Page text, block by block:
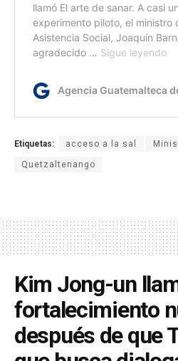
Etiquetas: acceso a la sal
Quetzaltenango
Kim Jong-un
fortalecimiento
después de que